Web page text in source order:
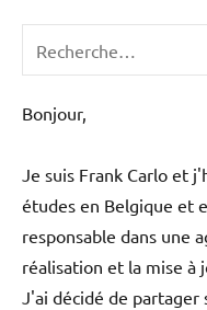
pour
Bonjour,
Je suis Frank Carlo et
études en Belgique et
responsable dans une
réalisation et la mise à
J'ai décidé de partager